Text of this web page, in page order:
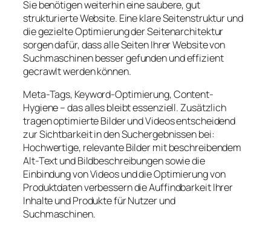
Sie benötigen weiterhin eine saubere, gut
strukturierte Website. Eine klare Seitenstruktur und
die gezielte Optimierung der Seitenarchitektur
sorgen dafür, dass alle Seiten Ihrer Website von
Suchmaschinen besser gefunden und effizient
gecrawlt werden können.
Meta-Tags, Keyword-Optimierung, Content-
Hygiene – das alles bleibt essenziell. Zusätzlich
tragen optimierte Bilder und Videos entscheidend
zur Sichtbarkeit in den Suchergebnissen bei:
Hochwertige, relevante Bilder mit beschreibendem
Alt-Text und Bildbeschreibungen sowie die
Einbindung von Videos und die Optimierung von
Produktdaten verbessern die Auffindbarkeit Ihrer
Inhalte und Produkte für Nutzer und
Suchmaschinen.